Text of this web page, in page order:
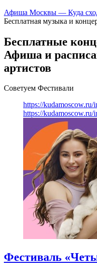
Афиша Москвы — Куда
Бесплатная музыка и
Бесплатные
Афиша и
артистов
Советуем Фестивали
https://kudamoscow.ru/
https://kudamoscow.ru/
Фестиваль